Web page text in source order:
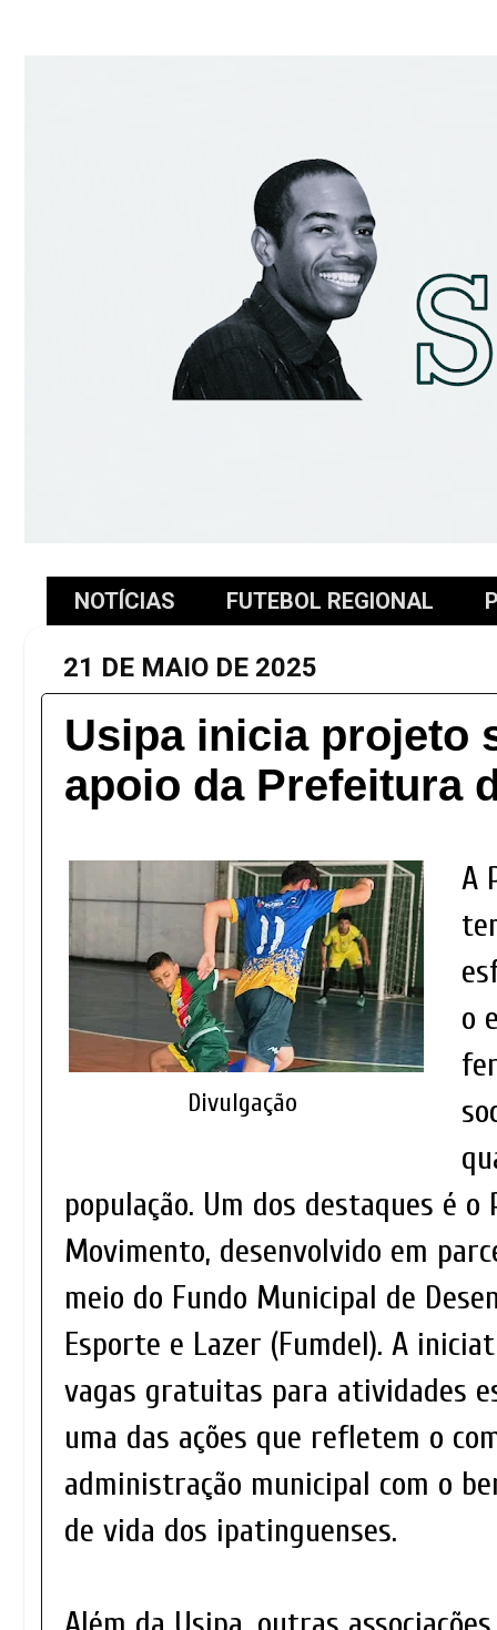
NOTÍCIAS FUTEBOL REGIONAL
21 DE MAIO DE 2025
Usipa inicia projeto
apoio da Prefeitura
Divulgação
A
o
população. Um dos destaques é o
Movimento, desenvolvido em
meio do Fundo Municipal de
Esporte e Lazer (Fumdel). A
vagas gratuitas para atividades
uma das ações que refletem o
administração municipal com o
de vida dos ipatinguenses.